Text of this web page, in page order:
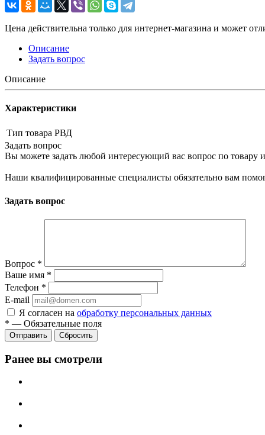
Цена действительна только для интернет-магазина и может
Описание
Задать вопрос
Описание
Характеристики
Тип товара РВД
Задать вопрос
Вы можете задать любой интересующий вас вопрос по товару
Наши квалифицированные специалисты обязательно вам
Задать вопрос
Вопрос *
Ваше имя *
Телефон *
E-mail
Я согласен на обработку персональных данных
* — Обязательные поля
Сбросить
Ранее вы смотрели